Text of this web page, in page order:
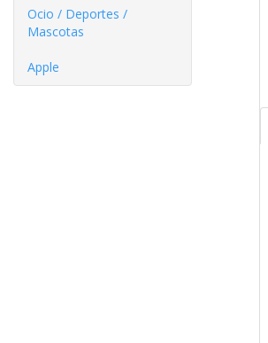
Ocio / Deportes /
Mascotas
Apple